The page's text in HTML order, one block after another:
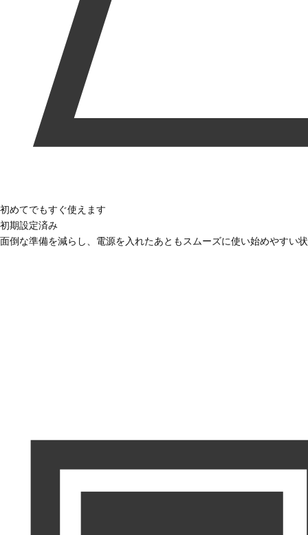
初めてでもすぐ使えます
初期設定済み
面倒な準備を減らし、電源を入れたあともスムーズに使い始めやすい